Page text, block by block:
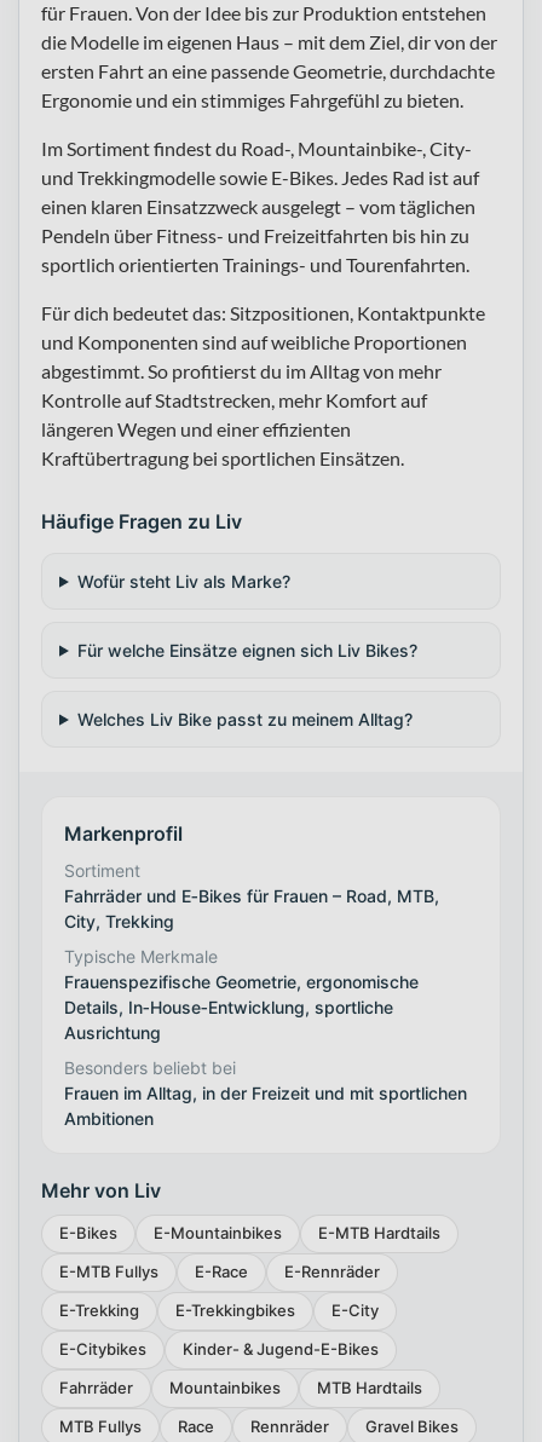
für Frauen. Von der Idee bis zur Produktion entstehen
die Modelle im eigenen Haus – mit dem Ziel, dir von der
ersten Fahrt an eine passende Geometrie, durchdachte
Ergonomie und ein stimmiges Fahrgefühl zu bieten.
Im Sortiment findest du Road-, Mountainbike-, City-
und Trekkingmodelle sowie E-Bikes. Jedes Rad ist auf
einen klaren Einsatzzweck ausgelegt – vom täglichen
Pendeln über Fitness- und Freizeitfahrten bis hin zu
sportlich orientierten Trainings- und Tourenfahrten.
Für dich bedeutet das: Sitzpositionen, Kontaktpunkte
und Komponenten sind auf weibliche Proportionen
abgestimmt. So profitierst du im Alltag von mehr
Kontrolle auf Stadtstrecken, mehr Komfort auf
längeren Wegen und einer effizienten
Kraftübertragung bei sportlichen Einsätzen.
Häufige Fragen zu Liv
Wofür steht Liv als Marke?
Für welche Einsätze eignen sich Liv Bikes?
Welches Liv Bike passt zu meinem Alltag?
Markenprofil
Sortiment
Fahrräder und E‑Bikes für Frauen – Road, MTB,
City, Trekking
Typische Merkmale
Frauenspezifische Geometrie, ergonomische
Details, In‑House‑Entwicklung, sportliche
Ausrichtung
Besonders beliebt bei
Frauen im Alltag, in der Freizeit und mit sportlichen
Ambitionen
Mehr von Liv
E-Bikes E-Mountainbikes
E-MTB Hardtails
E-MTB Fullys
E-Race
E-Rennräder
E-Trekking
E-Trekkingbikes
E-City
E-Citybikes
Kinder- & Jugend-E-Bikes
Fahrräder
Mountainbikes
MTB Hardtails
MTB Fullys
Race Rennräder
Gravel Bikes